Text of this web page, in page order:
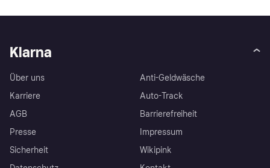
Klarna
Über uns
Karriere
AGB
Presse
Sicherheit
Anti-Geldwäsche
Auto-Track
Barrierefreiheit
Impressum
Wikipink